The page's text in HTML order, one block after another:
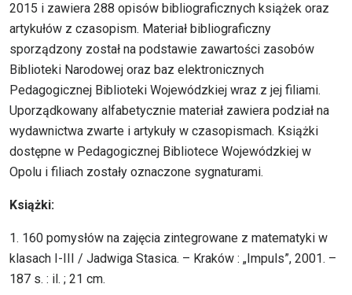
2015 i zawiera 288 opisów bibliograficznych książek oraz
artykułów z czasopism. Materiał bibliograficzny
sporządzony został na podstawie zawartości zasobów
Biblioteki Narodowej oraz baz elektronicznych
Pedagogicznej Biblioteki Wojewódzkiej wraz z jej filiami.
Uporządkowany alfabetycznie materiał zawiera podział na
wydawnictwa zwarte i artykuły w czasopismach. Książki
dostępne w Pedagogicznej Bibliotece Wojewódzkiej w
Opolu i filiach zostały oznaczone sygnaturami.
Książki:
1. 160 pomysłów na zajęcia zintegrowane z matematyki w
klasach I-III / Jadwiga Stasica. – Kraków : „Impuls”, 2001. –
187 s. : il. ; 21 cm.